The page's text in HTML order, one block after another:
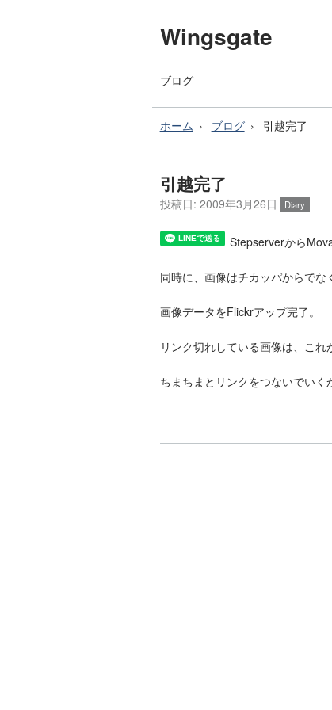
Wingsgate
ブログ
ホーム ブログ 引越完了
引越完了
投稿日: 2009年3月26日 Diary
Stepserverから
同時に、画像はチカッパからで
画像データをFlickrアップ完了。
リンク切れしている画像は、これ
ちまちまとリンクをつないでいく